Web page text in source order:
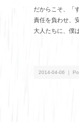
だからこそ、「
責任を負わせ、
大人たちに、僕
2014-04-06 ｜